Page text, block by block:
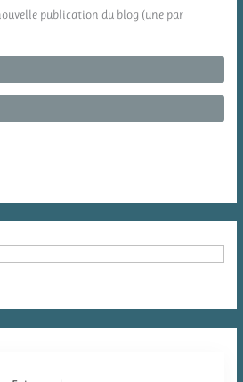
publication du blog (une par